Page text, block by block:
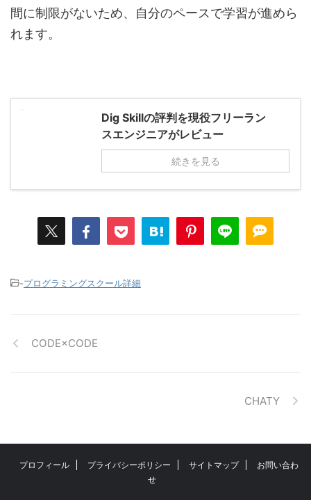
間に制限がないため、自分のペースで学習が進めら
れます。
Dig Skillの評判を現役フリーラン
スエンジニアがレビュー
続きを見る
-プログラミングスクール詳細
CODE×CODE
CHATY
プロフィール プライバシーポリシー サイトマップ
お問い合わ
せ